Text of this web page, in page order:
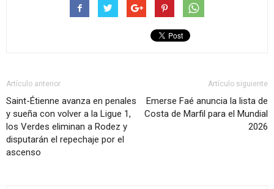
Artículo anterior
Saint-Étienne avanza en penales
y sueña con volver a la Ligue 1,
los Verdes eliminan a Rodez y
disputarán el repechaje por el
ascenso
Artículo siguiente
Emerse Faé anuncia la lista de
Costa de Marfil para el Mundial
2026